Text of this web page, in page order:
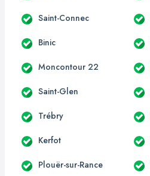
Saint-Connec
Binic
Moncontour 22
Saint-Glen
Trébry
Kerfot
Plouër-sur-Rance